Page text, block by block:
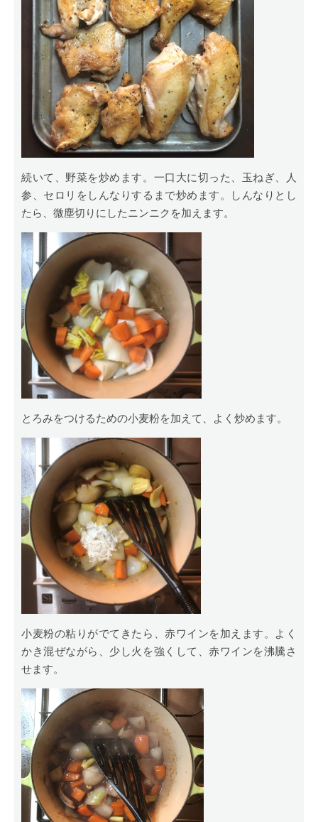
続いて、野菜を炒めます。一口大に切った、玉ねぎ、人
参、セロリをしんなりするまで炒めます。しんなりとし
たら、微塵切りにしたニンニクを加えます。
とろみをつけるための小麦粉を加えて、よく炒めます。
小麦粉の粘りがでてきたら、赤ワインを加えます。よく
かき混ぜながら、少し火を強くして、赤ワインを沸騰さ
せます。